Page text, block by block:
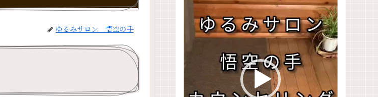
ゆるみサロン 悟空の手